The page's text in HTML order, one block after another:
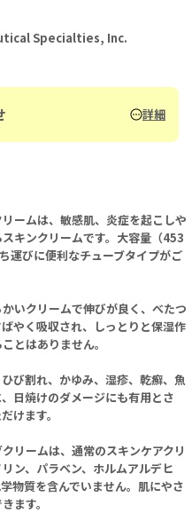
Specialties, Inc.
詳細
ームは、敏感肌、炎症を起こしや
キンクリームです。大容量（453
運びに便利なチューブタイプがご
いクリームで伸びが良く、べたつ
やく吸収され、しっとりと保湿作
とはありません。
び割れ、かゆみ、湿疹、乾癬、魚
日焼けのダメージにも有用とさ
けます。
リームは、通常のスキンケアクリ
ン、パラベン、ホルムアルデヒ
物質を含んでいません。肌にやさ
ます。